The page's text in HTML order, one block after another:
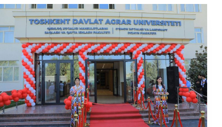
—
A
NEW
DEDICATED
TO
THE
HISTORY
OF
TASHKENT
STATE
AGRARIAN
UNIVERSITY
WAS
PRESENTED